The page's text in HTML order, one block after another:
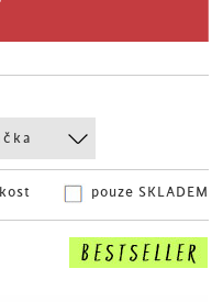
pouze SKLADEM